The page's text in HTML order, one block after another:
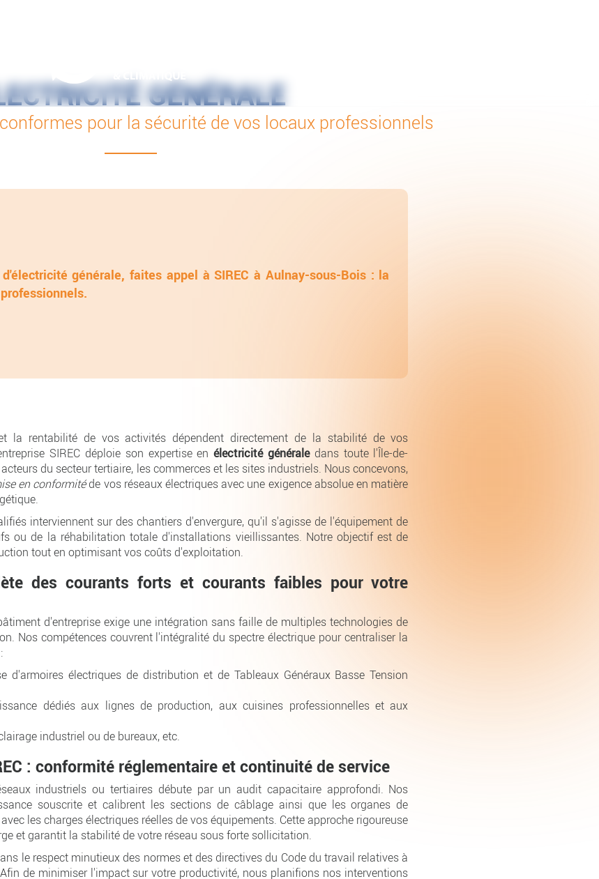
GÉNÉRALE
pour la sécurité de vos locaux professionnels
générale, faites appel à SIREC à Aulnay-sous-Bois : la
la rentabilité de vos activités dépendent directement de la stabilité de vos
SIREC déploie son expertise enélectricité généraledans toute l'Île-de-
du secteur tertiaire, les commerces et les sites industriels. Nous concevons,
en conformitéde vos réseaux électriques avec une exigence absolue en matière
interviennent sur des chantiers d'envergure, qu'il s'agisse de l'équipement de
ou de la réhabilitation totale d'installations vieillissantes. Notre objectif est de
tout en optimisant vos coûts d'exploitation.
des courants forts et courants faibles pour votre
d'entreprise exige une intégration sans faille de multiples technologies de
Nos compétences couvrent l'intégralité du spectre électrique pour centraliser la
d'armoires électriques de distribution et de Tableaux Généraux Basse Tension
dédiés aux lignes de production, aux cuisines professionnelles et aux
industriel ou de bureaux, etc.
: conformité réglementaire et continuité de service
industriels ou tertiaires débute par un audit capacitaire approfondi. Nos
souscrite et calibrent les sections de câblage ainsi que les organes de
les charges électriques réelles de vos équipements. Cette approche rigoureuse
et garantit la stabilité de votre réseau sous forte sollicitation.
le respect minutieux des normes et des directives du Code du travail relatives à
de minimiser l'impact sur votre productivité, nous planifions nos interventions